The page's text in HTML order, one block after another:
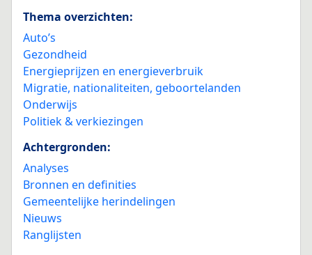
Thema overzichten:
Auto’s
Gezondheid
Energieprijzen en energieverbruik
Migratie, nationaliteiten, geboortelanden
Onderwijs
Politiek & verkiezingen
Achtergronden:
Analyses
Bronnen en definities
Gemeentelijke herindelingen
Nieuws
Ranglijsten